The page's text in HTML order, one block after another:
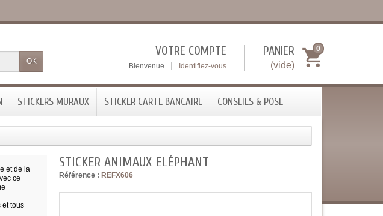
OK
PANIER
(vide)
0
VOTRE COMPTE
Bienvenue Identifiez-vous
STICKERS MURAUX STICKER CARTE BANCAIRE CONSEILS & POSE
STICKER ANIMAUX ELÉPHANT
Référence : REFX606
et de la
ce
et tous